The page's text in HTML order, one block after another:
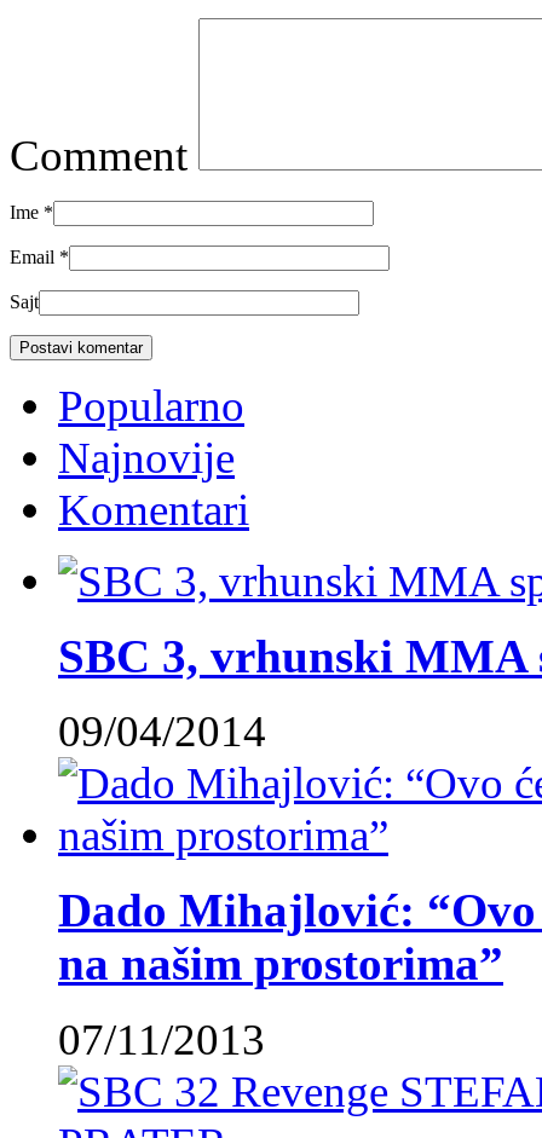
Comment
Ime *
Email *
Sajt
Popularno
Najnovije
Komentari
SBC 3, vrhunski MMA
09/04/2014
Dado Mihajlović:
na našim prostorima”
07/11/2013